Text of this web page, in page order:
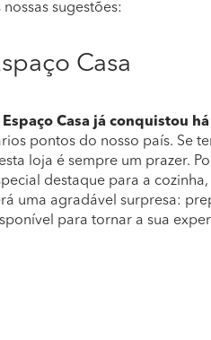
nossas sugestões:
Casa
Espaço Casa já conquistou
pontos do nosso país. Se
loja é sempre um prazer.
destaque para a
uma agradável surpresa:
para tornar a sua